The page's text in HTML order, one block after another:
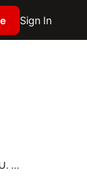
Sign In
y